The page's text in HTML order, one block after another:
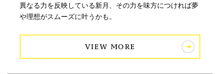
異なる力を反映している新月、その力を味方につければ夢
や理想がスムーズに叶うかも。
VIEW MORE